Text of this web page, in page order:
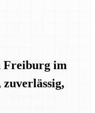
Freiburg im